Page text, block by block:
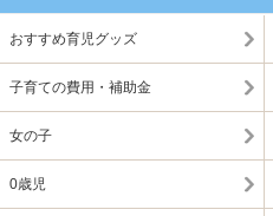
おすすめ育児グッズ
子育ての費用・補助金
女の子
0歳児